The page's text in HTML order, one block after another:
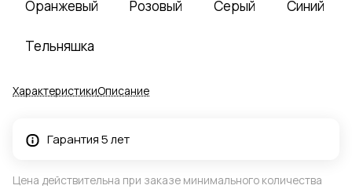
Оранжевый Розовый Серый Синий
Тельняшка
ХарактеристикиОписание
Гарантия 5 лет
Цена действительна при заказе минимального количества